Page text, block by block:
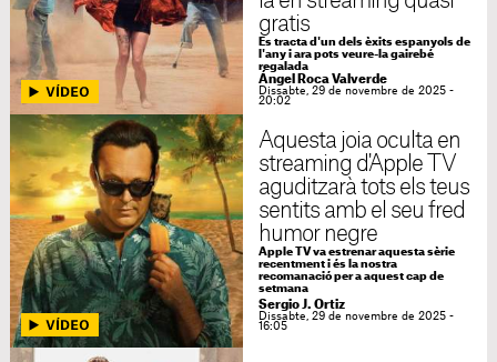
gratis
Es tracta d'un dels èxits espanyols de
l'any i ara pots veure-la gairebé
regalada
Ángel Roca Valverde
Dissabte, 29 de novembre de 2025 -
20:02
Aquesta joia oculta en
streaming d'Apple TV
aguditzarà tots els teus
sentits amb el seu fred
humor negre
Apple TV va estrenar aquesta sèrie
recentment i és la nostra
recomanació per a aquest cap de
setmana
Sergio J. Ortiz
Dissabte, 29 de novembre de 2025 -
16:05